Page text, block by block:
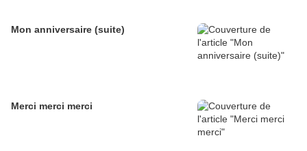
Mon anniversaire (suite)
Merci merci merci